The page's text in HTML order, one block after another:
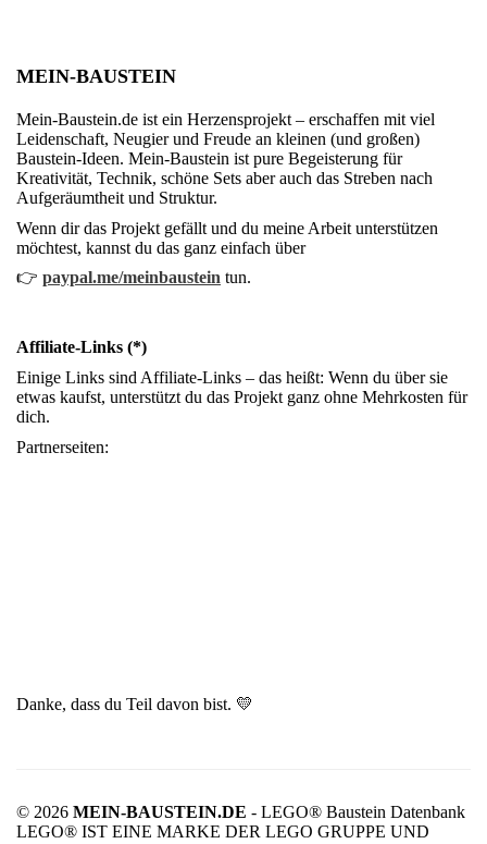
MEIN-BAUSTEIN
Mein-Baustein.de ist ein Herzensprojekt – erschaffen mit viel
Leidenschaft, Neugier und Freude an kleinen (und großen)
Baustein-Ideen. Mein-Baustein ist pure Begeisterung für
Kreativität, Technik, schöne Sets aber auch das Streben nach
Aufgeräumtheit und Struktur.
Wenn dir das Projekt gefällt und du meine Arbeit unterstützen
möchtest, kannst du das ganz einfach über
👉 paypal.me/meinbaustein tun.
Affiliate-Links (*)
Einige Links sind Affiliate-Links – das heißt: Wenn du über sie
etwas kaufst, unterstützt du das Projekt ganz ohne Mehrkosten für
dich.
Partnerseiten:
Danke, dass du Teil davon bist. 💛
© 2026 MEIN-BAUSTEIN.DE - LEGO® Baustein Datenbank
LEGO® IST EINE MARKE DER LEGO GRUPPE UND